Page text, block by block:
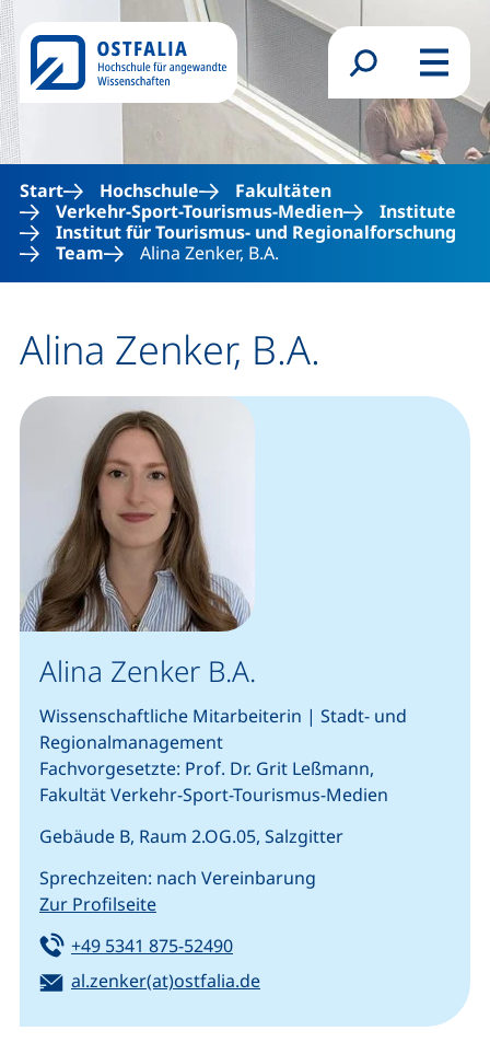
Direkt zum Inhalt
Suchformular
Menü
Start Hochschule
Fakultäten
Verkehr-Sport-Tourismus-Medien
Institute
Institut für Tourismus- und Regionalforschung
Team
Alina Zenker, B.A.
Alina Zenker, B.A.
Alina Zenker B.A.
Wissenschaftliche Mitarbeiterin | Stadt- und
Regionalmanagement
Fachvorgesetzte: Prof. Dr. Grit Leßmann,
Fakultät Verkehr-Sport-Tourismus-Medien
Gebäude B, Raum 2.OG.05, Salzgitter
Sprechzeiten: nach Vereinbarung
Zur Profilseite
Tel:
+49 5341 875-52490(startet einen Telefonanruf,
E-Mail:
al.zenker(at)ostfalia.de(öffnet Ihr E-Mail-